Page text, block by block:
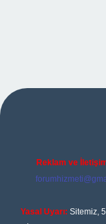
giriş adresi
Reklam ve
Yasal Uyarı: Sitemiz,